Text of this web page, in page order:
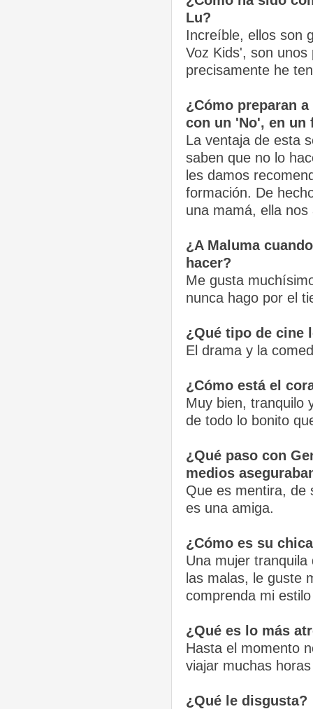
Lu?
Increíble, ellos son
Voz Kids', son
precisamente he
¿Cómo preparan
con un 'No', en un
La ventaja de esta
saben que no lo
les damos
formación. De
una mamá, ella
¿A Maluma
hacer?
Me gusta
nunca hago por el
¿Qué tipo de cine
El drama y la
¿Cómo está el
Muy bien, tranquilo
de todo lo bonito
¿Qué paso con
medios
Que es mentira, de
es una amiga.
¿Cómo es su
Una mujer
las malas, le guste
comprenda mi
¿Qué es lo más
Hasta el momento
viajar muchas
¿Qué le disgusta?